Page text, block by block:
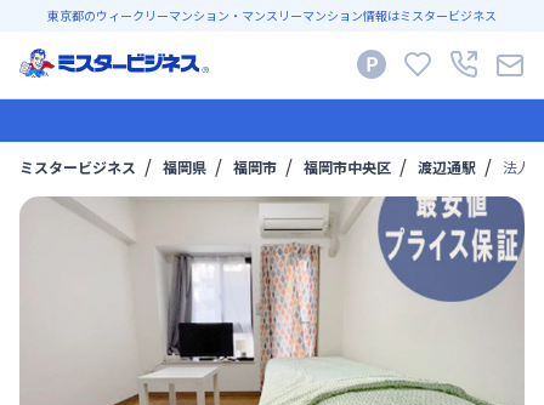
東京都のウィークリーマンション・マンスリーマンション情報はミスタービジネス
ミスタービジネス 福岡県 福岡市 福岡市中央区 渡辺通駅 法人